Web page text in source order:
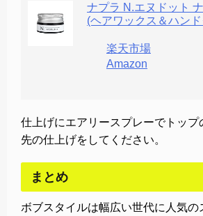
ナプラ N.エヌドット
(ヘアワックス＆ハン
楽天市場
Amazon
仕上げにエアリースプレーでトップ
先の仕上げをしてください。
まとめ
ボブスタイルは幅広い世代に人気の